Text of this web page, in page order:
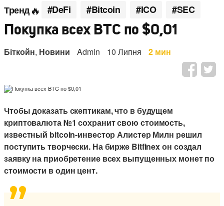
Тренд #DeFi #Bitcoin #ICO #SEC
Покупка всех BTC по $0,01
Біткойн, Новини Admin 10 Липня 2 мин
Чтобы доказать скептикам, что в будущем
криптовалюта №1 сохранит свою стоимость,
известный bitcoin-инвестор Алистер Милн решил
поступить творчески. На бирже Bitfinex он создал
заявку на приобретение всех выпущенных монет по
стоимости в один цент.